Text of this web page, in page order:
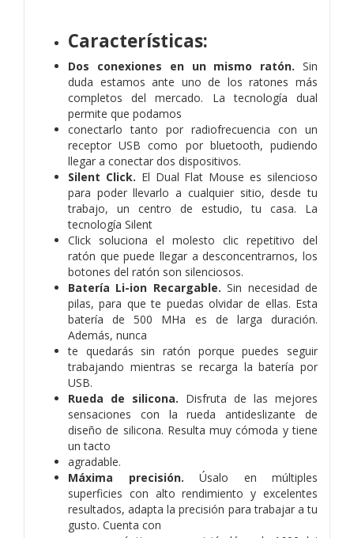
Características:
Dos conexiones en un mismo ratón. Sin
duda estamos ante uno de los ratones más
completos del mercado. La tecnología dual
permite que podamos
conectarlo tanto por radiofrecuencia con un
receptor USB como por bluetooth, pudiendo
llegar a conectar dos dispositivos.
Silent Click. El Dual Flat Mouse es silencioso
para poder llevarlo a cualquier sitio, desde tu
trabajo, un centro de estudio, tu casa. La
tecnología Silent
Click soluciona el molesto clic repetitivo del
ratón que puede llegar a desconcentrarnos, los
botones del ratón son silenciosos.
Batería Li-ion Recargable. Sin necesidad de
pilas, para que te puedas olvidar de ellas. Esta
batería de 500 MHa es de larga duración.
Además, nunca
te quedarás sin ratón porque puedes seguir
trabajando mientras se recarga la batería por
USB.
Rueda de silicona. Disfruta de las mejores
sensaciones con la rueda antideslizante de
diseño de silicona. Resulta muy cómoda y tiene
un tacto
agradable.
Máxima precisión. Úsalo en múltiples
superficies con alto rendimiento y excelentes
resultados, adapta la precisión para trabajar a tu
gusto. Cuenta con